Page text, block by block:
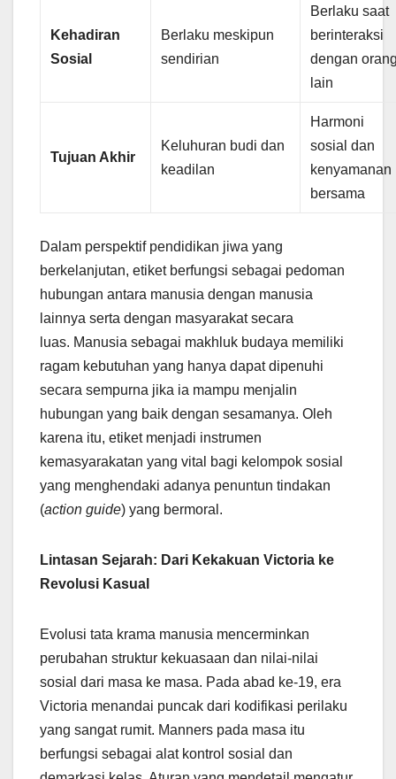
Kehadiran
Sosial
Berlaku meskipun
sendirian
Berlaku saat
berinteraksi
dengan
lain
Tujuan Akhir
Keluhuran budi dan
keadilan
Harmoni
sosial dan
kenyamanan
bersama
Dalam perspektif pendidikan jiwa yang
berkelanjutan, etiket berfungsi sebagai pedoman
hubungan antara manusia dengan manusia
lainnya serta dengan masyarakat secara
luas. Manusia sebagai makhluk budaya memiliki
ragam kebutuhan yang hanya dapat dipenuhi
secara sempurna jika ia mampu menjalin
hubungan yang baik dengan sesamanya. Oleh
karena itu, etiket menjadi instrumen
kemasyarakatan yang vital bagi kelompok sosial
yang menghendaki adanya penuntun tindakan
(action guide) yang bermoral.
Lintasan Sejarah: Dari Kekakuan Victoria ke
Revolusi Kasual
Evolusi tata krama manusia mencerminkan
perubahan struktur kekuasaan dan nilai-nilai
sosial dari masa ke masa. Pada abad ke-19, era
Victoria menandai puncak dari kodifikasi perilaku
yang sangat rumit. Manners pada masa itu
berfungsi sebagai alat kontrol sosial dan